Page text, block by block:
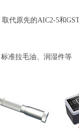
代原先的AIC2-5和
准拉毛油、润湿件等